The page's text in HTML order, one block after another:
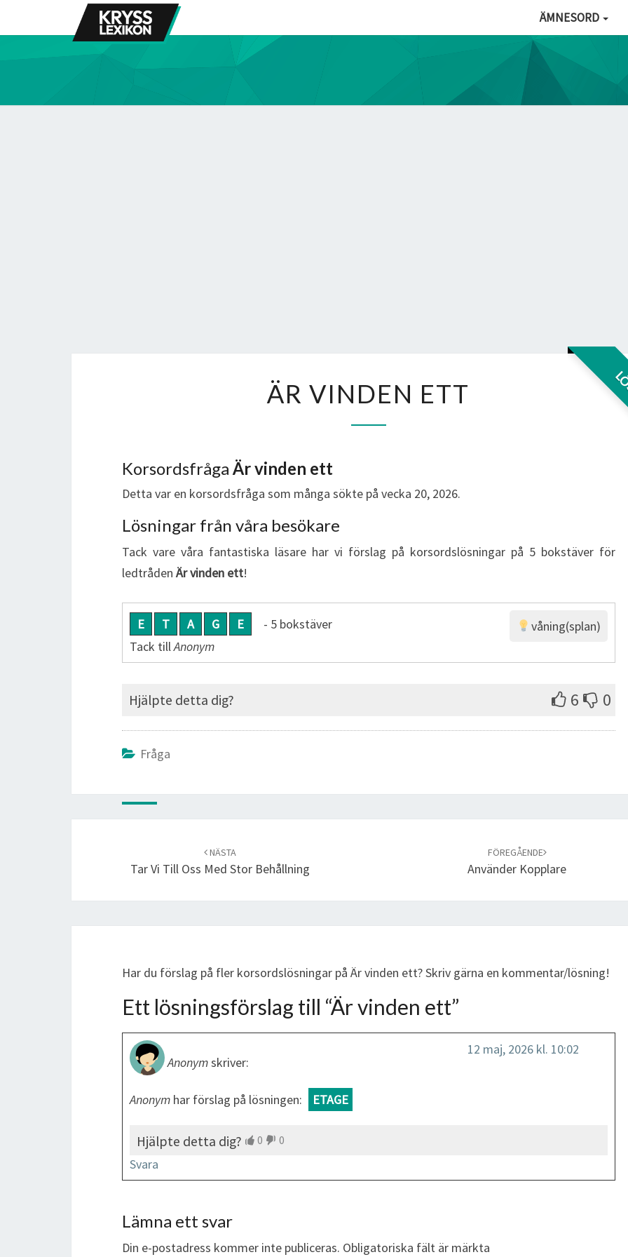
ÄMNESORD
VINDEN
ÄR VINDEN ETT
Korsordsfråga Är vinden ett
Detta var en korsordsfråga som många sökte på vecka 20, 2026.
Lösningar från våra besökare
Tack vare våra fantastiska läsare har vi förslag på korsordslösningar på 5 bokstäver för
ledtråden Är vinden ett!
E T A G E - 5 bokstäver
våning(splan)
Tack tillAnonym
Hjälpte detta dig? 6 0
Fråga
NÄSTA
Tar Vi Till Oss Med Stor Behållning
FÖREGÅENDE
Använder Kopplare
Har du förslag på fler korsordslösningar på Är vinden ett? Skriv gärna en kommentar/lösning!
Ett lösningsförslag till “Är vinden ett”
Anonymskriver:
12 maj, 2026 kl. 10:02
Anonym har förslag på lösningen: ETAGE
Hjälpte detta dig? 0 0
Svara
Lämna ett svar
Din e-postadress kommer inte publiceras. Obligatoriska fält är märkta